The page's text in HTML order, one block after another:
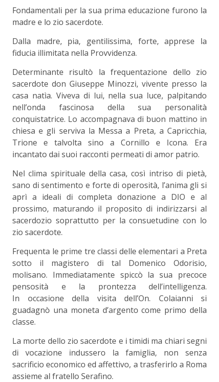
Fondamentali per la sua prima educazione furono la
madre e lo zio sacerdote.
Dalla madre, pia, gentilissima, forte, apprese la
fiducia illimitata nella Provvidenza.
Determinante risultò la frequentazione dello zio
sacerdote don Giuseppe Minozzi, vivente presso la
casa natìa. Viveva di lui, nella sua luce, palpitando
nell’onda fascinosa della sua personalità
conquistatrice. Lo accompagnava di buon mattino in
chiesa e gli serviva la Messa a Preta, a Capricchia,
Trione e talvolta sino a Cornillo e Icona. Era
incantato dai suoi racconti permeati di amor patrio.
Nel clima spirituale della casa, così intriso di pietà,
sano di sentimento e forte di operosità, l’anima gli si
aprì a ideali di completa donazione a DIO e al
prossimo, maturando il proposito di indirizzarsi al
sacerdozio soprattutto per la consuetudine con lo
zio sacerdote.
Frequenta le prime tre classi delle elementari a Preta
sotto il magistero di tal Domenico Odorisio,
molisano. Immediatamente spiccò la sua precoce
pensosità e la prontezza dell’intelligenza.
In occasione della visita dell’On. Colaianni si
guadagnò una moneta d’argento come primo della
classe.
La morte dello zio sacerdote e i timidi ma chiari segni
di vocazione indussero la famiglia, non senza
sacrificio economico ed affettivo, a trasferirlo a Roma
assieme al fratello Serafino.